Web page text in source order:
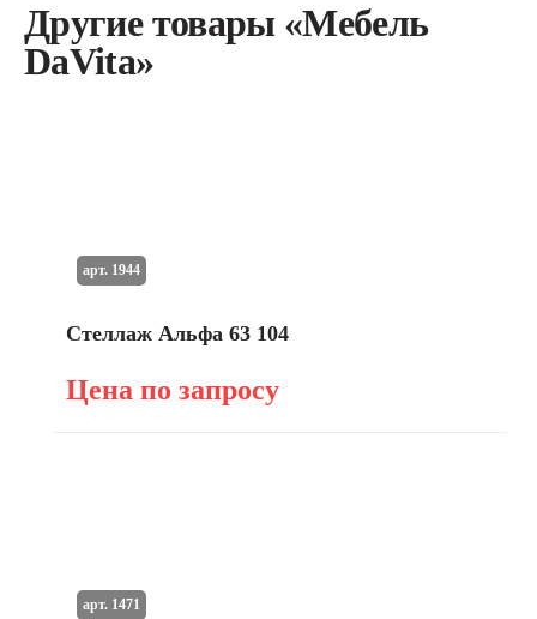
Другие товары «Мебель
DaVita»
Стеллаж Альфа 63 104
Цена по запросу
арт. 1944
арт. 1471